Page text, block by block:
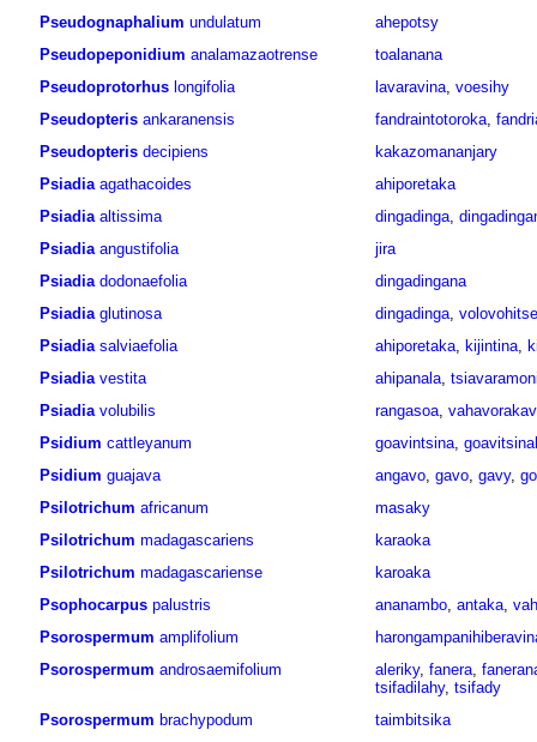
Pseudognaphalium undulatum
ahepotsy
Pseudopeponidium analamazaotrense
toalanana
Pseudoprotorhus longifolia lavaravina, voesihy
Pseudopteris ankaranensis fandraintotoroka,
Pseudopteris decipiens
kakazomananjary
Psiadia agathacoides
ahiporetaka
Psiadia altissima dingadinga,
Psiadia angustifolia
jira
Psiadia dodonaefolia
dingadingana
Psiadia glutinosa dingadinga, volovohitse
Psiadia salviaefolia ahiporetaka, kijintina,
Psiadia vestita ahipanala,
Psiadia volubilis rangasoa,
Psidium cattleyanum goavintsina,
Psidium guajava angavo, gavo, gavy,
Psilotrichum africanum
masaky
Psilotrichum madagascariens
karaoka
Psilotrichum madagascariense
karoaka
Psophocarpus palustris ananambo, antaka,
Psorospermum amplifolium
Psorospermum androsaemifolium aleriky, fanera,
tsifadilahy, tsifady
Psorospermum brachypodum
taimbitsika